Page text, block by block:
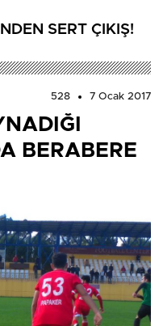
SERT ÇIKIŞ!
528 7 Ocak 2017
BERABERE